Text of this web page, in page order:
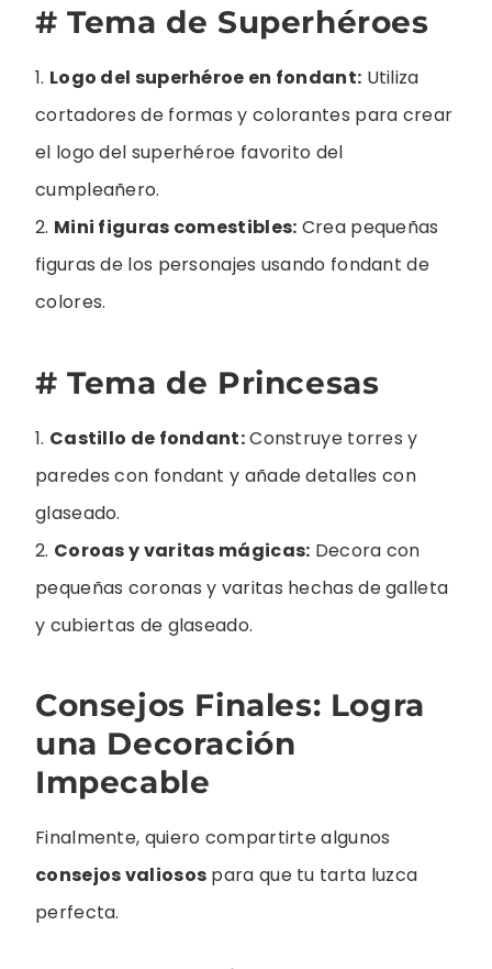
# Tema de Superhéroes
1. Logo del superhéroe en fondant: Utiliza
cortadores de formas y colorantes para crear
el logo del superhéroe favorito del
cumpleañero.
2. Mini figuras comestibles: Crea pequeñas
figuras de los personajes usando fondant de
colores.
# Tema de Princesas
1. Castillo de fondant:Construye torres y
paredes con fondant y añade detalles con
glaseado.
2. Coroas y varitas mágicas: Decora con
pequeñas coronas y varitas hechas de galleta
y cubiertas de glaseado.
Consejos Finales: Logra
una Decoración
Impecable
Finalmente, quiero compartirte algunos
consejos valiosos para que tu tarta luzca
perfecta.